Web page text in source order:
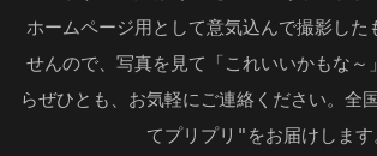
ホームページ用として意気込んで撮影した
せんので、写真を見て「これいいかもな～
らぜひとも、お気軽にご連絡ください。全
てプリプリ"をお届けします